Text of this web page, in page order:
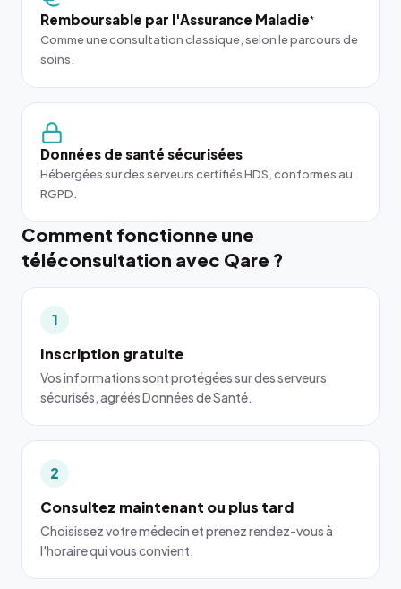
Remboursable par l'Assurance Maladie*
Comme une consultation classique, selon le parcours de
soins.
Données de santé sécurisées
Hébergées sur des serveurs certifiés HDS, conformes au
RGPD.
Comment fonctionne une
téléconsultation avec Qare ?
1
Inscription gratuite
Vos informations sont protégées sur des serveurs
sécurisés, agréés Données de Santé.
2
Consultez maintenant ou plus tard
Choisissez votre médecin et prenez rendez-vous à
l'horaire qui vous convient.